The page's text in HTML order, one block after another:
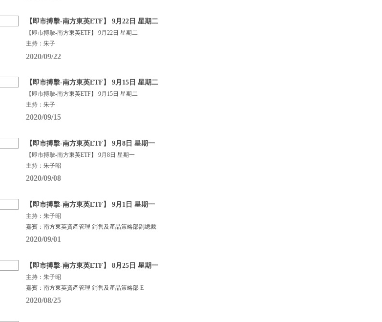
【即市搏擊-南方東英ETF】 9月22日 星期二
【即市搏擊-南方東英ETF】 9月22日 星期二
主持：朱子
2020/09/22
【即市搏擊-南方東英ETF】 9月15日 星期二
【即市搏擊-南方東英ETF】 9月15日 星期二
主持：朱子
2020/09/15
【即市搏擊-南方東英ETF】 9月8日 星期一
【即市搏擊-南方東英ETF】 9月8日 星期一
主持：朱子昭
2020/09/08
【即市搏擊-南方東英ETF】 9月1日 星期一
主持：朱子昭
嘉賓：南方東英資產管理 銷售及產品策略部副總裁
2020/09/01
【即市搏擊-南方東英ETF】 8月25日 星期一
主持：朱子昭
嘉賓：南方東英資產管理 銷售及產品策略部 E
2020/08/25